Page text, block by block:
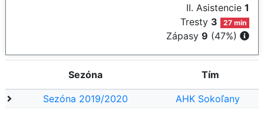
II. Asistencie 1
Tresty 3 27 min
Zápasy 9 (47%)
Sezóna Tím
Sezóna 2019/2020 AHK Sokoľany